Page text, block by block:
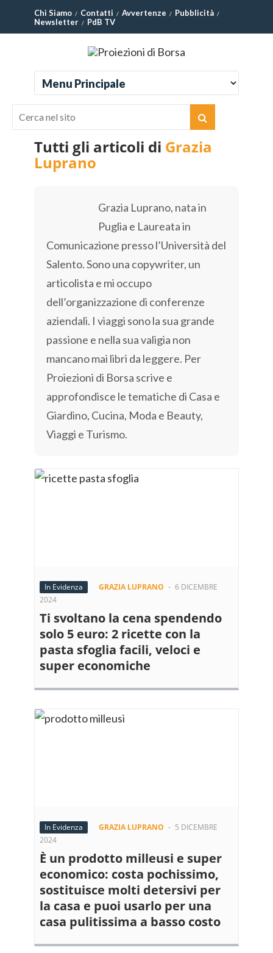
Chi Siamo Contatti Avvertenze
Pubblicità
Newsletter
PdB TV
Tutti gli articoli di Grazia
Luprano
Grazia Luprano, nata in
Puglia e Laureata in
Comunicazione presso l’Università del
Salento. Sono una copywriter, un
articolista e mi occupo
dell’organizzazione di conferenze
aziendali. I viaggi sono la sua grande
passione e nella sua valigia non
mancano mai libri da leggere. Per
Proiezioni di Borsa scrive e
approfondisce le tematiche di Casa e
Giardino, Cucina, Moda e Beauty,
Viaggi e Turismo.
In Evidenza GRAZIA LUPRANO - 6 DICEMBRE
2024
Ti svoltano la cena spendendo
solo 5 euro: 2 ricette con la
pasta sfoglia facili, veloci e
super economiche
In Evidenza GRAZIA LUPRANO - 5 DICEMBRE
2024
È un prodotto milleusi e super
economico: costa pochissimo,
sostituisce molti detersivi per
la casa e puoi usarlo per una
casa pulitissima a basso costo